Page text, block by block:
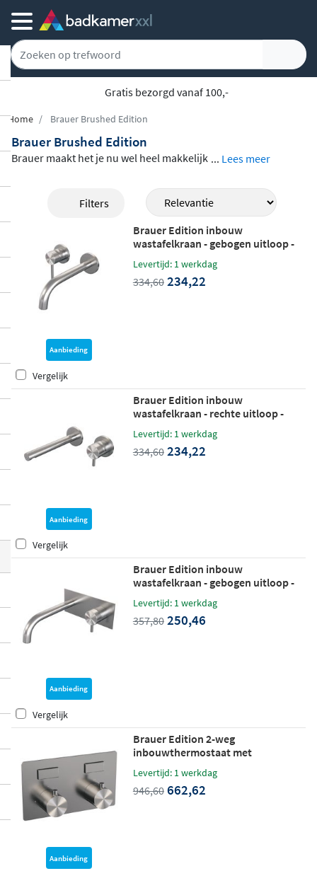
Gratis bezorgd vanaf 100,-
Home Brauer Brushed Edition
Brauer Brushed Edition
Brauer maakt het je nu wel heel makkelijk
Edition-serie bevat alle artikelen die je no
dig hebt in je badkamer, van wastafelsifon
tot inbouwnis, en ze zijn qua design en m
ateriaal allemaal op elkaar afgestemd. Zo
hoef je zelf niet alles bij elkaar te zoeken e
n zit je niet met het probleem dat het gebo
rsteld nikkel van de ene fabrikant er net w
el van een andere fabrikant. Alles past per
fect bij elkaar.
... Lees meer
Filters
Aanbieding
Brauer Edition inbouw
wastafelkraan - gebogen uitloop -
rozetten - hendel 1 links - geborsteld
RVS PVD
Levertijd: 1 werkdag
334,60 234,22
Vergelijk
Aanbieding
Brauer Edition inbouw
wastafelkraan - rechte uitloop -
geborsteld RVS PVD
Levertijd: 1 werkdag
334,60 234,22
Vergelijk
Aanbieding
Brauer Edition inbouw
wastafelkraan - gebogen uitloop -
achterplaat - hendel 5 rechts -
geborsteld RVS PVD
Levertijd: 1 werkdag
357,80 250,46
Vergelijk
Aanbieding
Brauer Edition 2-weg
inbouwthermostaat met
Levertijd: 1 werkdag
946,60 662,62